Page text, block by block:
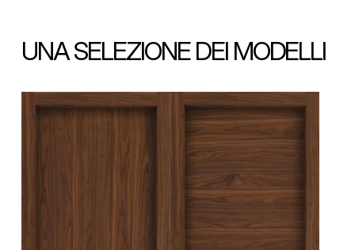
UNA SELEZIONE DEI MODELLI